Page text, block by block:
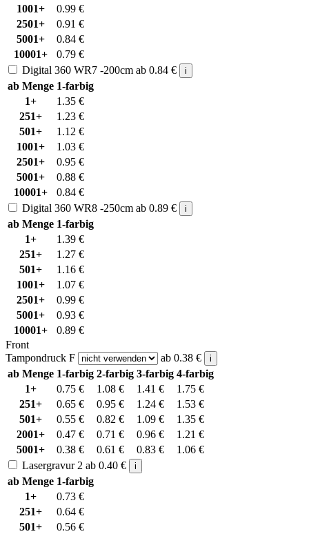
1001+
0.99 €
2501+
0.91 €
5001+
0.84 €
10001+
0.79 €
Digital 360 WR7 -200cm ab 0.84 € i
ab Menge 1-farbig
1+
1.35 €
251+
1.23 €
501+
1.12 €
1001+
1.03 €
2501+
0.95 €
5001+
0.88 €
10001+
0.84 €
Digital 360 WR8 -250cm ab 0.89 € i
ab Menge 1-farbig
1+
1.39 €
251+
1.27 €
501+
1.16 €
1001+
1.07 €
2501+
0.99 €
5001+
0.93 €
10001+
0.89 €
Front
Tampondruck F
ab 0.38 € i
ab Menge 1-farbig 2-farbig 3-farbig 4-farbig
1+
0.75 € 1.08 € 1.41 € 1.75 €
251+
0.65 € 0.95 € 1.24 € 1.53 €
501+
0.55 € 0.82 € 1.09 € 1.35 €
2001+
0.47 € 0.71 € 0.96 € 1.21 €
5001+
0.38 € 0.61 € 0.83 € 1.06 €
Lasergravur 2 ab 0.40 € i
ab Menge 1-farbig
1+
0.73 €
251+
0.64 €
501+
0.56 €